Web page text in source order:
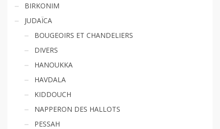
BIRKONIM
JUDAÏCA
BOUGEOIRS ET CHANDELIERS
DIVERS
HANOUKKA
HAVDALA
KIDDOUCH
NAPPERON DES HALLOTS
PESSAH